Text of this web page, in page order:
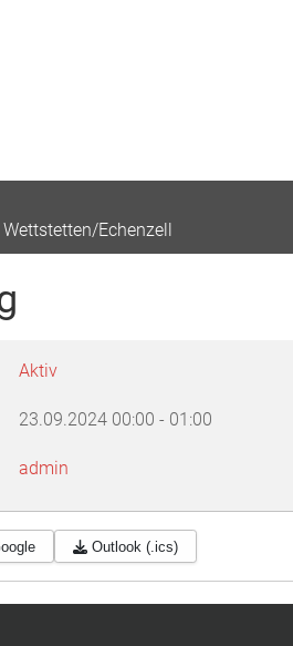
Echenzell
Aktiv
23.09.2024 00:00 - 01:00
admin
Outlook (.ics)